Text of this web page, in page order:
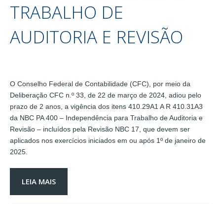
TRABALHO DE
AUDITORIA E REVISÃO
O Conselho Federal de Contabilidade (CFC), por meio da
Deliberação CFC n.º 33, de 22 de março de 2024, adiou pelo
prazo de 2 anos, a vigência dos itens 410.29A1 A R 410.31A3
da NBC PA 400 – Independência para Trabalho de Auditoria e
Revisão – incluídos pela Revisão NBC 17, que devem ser
aplicados nos exercícios iniciados em ou após 1º de janeiro de
2025.
LEIA MAIS